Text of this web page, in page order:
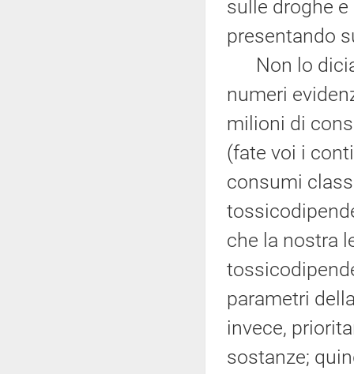
sulle droghe
presentando
Non lo
numeri
milioni di
(fate voi i
consumi
che la nostra
parametri
invece,
sostanze;